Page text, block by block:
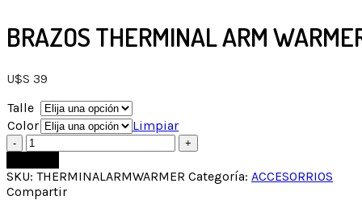
BRAZOS THERMINAL ARM
U$S 39
Talle
Color
Limpiar
SKU: THERMINALARMWARMER Categoría: ACCESORRIOS
Compartir